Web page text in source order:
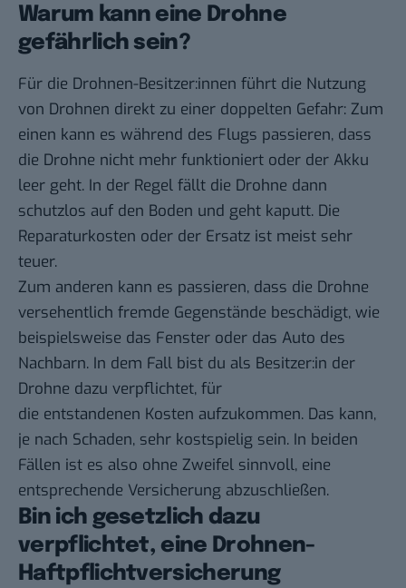
Warum kann eine Drohne
gefährlich sein?
Für die Drohnen-Besitzer:innen führt die Nutzung
von Drohnen direkt zu einer doppelten Gefahr: Zum
einen kann es während des Flugs passieren, dass
die Drohne nicht mehr funktioniert oder der Akku
leer geht. In der Regel fällt die Drohne dann
schutzlos auf den Boden und geht kaputt. Die
Reparaturkosten oder der Ersatz ist meist sehr
teuer.
Zum anderen kann es passieren, dass die Drohne
versehentlich fremde Gegenstände beschädigt, wie
beispielsweise das Fenster oder das Auto des
Nachbarn. In dem Fall bist du als Besitzer:in der
Drohne dazu verpflichtet, für
die entstandenen Kosten aufzukommen. Das kann,
je nach Schaden, sehr kostspielig sein. In beiden
Fällen ist es also ohne Zweifel sinnvoll, eine
entsprechende Versicherung abzuschließen.
Bin ich gesetzlich dazu
verpflichtet, eine Drohnen-
Haftpflichtversicherung